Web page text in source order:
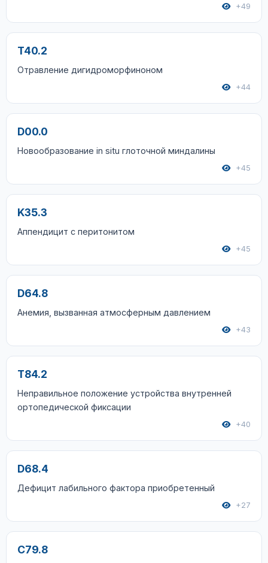
+49
T40.2
Отравление дигидроморфиноном
+44
D00.0
Новообразование in situ глоточной миндалины
+45
K35.3
Аппендицит с перитонитом
+45
D64.8
Анемия, вызванная атмосферным давлением
+43
T84.2
Неправильное положение устройства внутренней
ортопедической фиксации
+40
D68.4
Дефицит лабильного фактора приобретенный
+27
C79.8